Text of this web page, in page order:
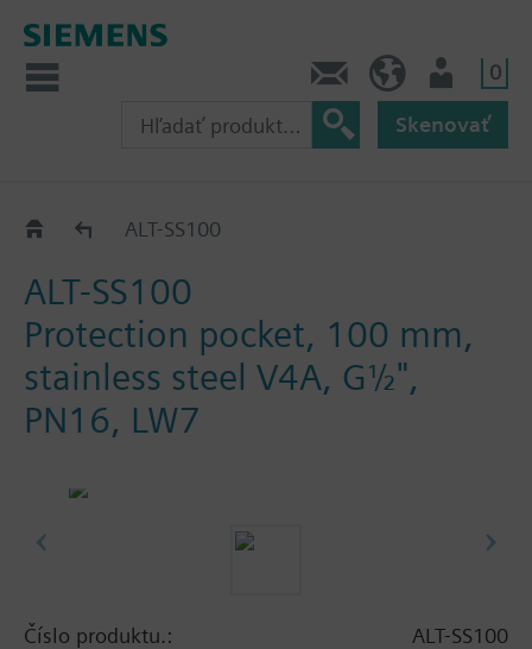
0
Skenovať
Protection pockets for RAK-T and RAK-S
ALT-SS100
ALT-SS100
Protection pocket, 100 mm,
stainless steel V4A, G½",
PN16, LW7
Číslo produktu.:
ALT-SS100